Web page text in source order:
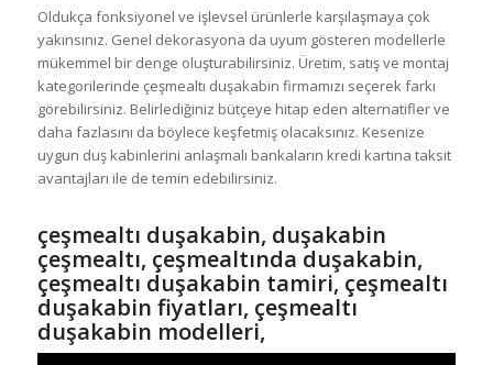
Oldukça fonksiyonel ve işlevsel ürünlerle karşılaşmaya çok
yakınsınız. Genel dekorasyona da uyum gösteren modellerle
mükemmel bir denge oluşturabilirsiniz. Üretim, satış ve montaj
kategorilerinde çeşmealtı duşakabin firmamızı seçerek farkı
görebilirsiniz. Belirlediğiniz bütçeye hitap eden alternatifler ve
daha fazlasını da böylece keşfetmiş olacaksınız. Kesenize
uygun duş kabinlerini anlaşmalı bankaların kredi kartına taksit
avantajları ile de temin edebilirsiniz.
çeşmealtı duşakabin, duşakabin
çeşmealtı, çeşmealtında duşakabin,
çeşmealtı duşakabin tamiri, çeşmealtı
duşakabin fiyatları, çeşmealtı
duşakabin modelleri,